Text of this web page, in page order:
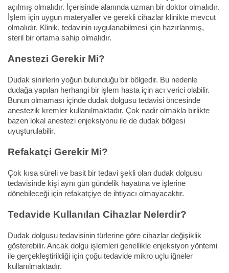
açılmış olmalıdır. İçerisinde alanında uzman bir doktor olmalıdır.
İşlem için uygun materyaller ve gerekli cihazlar klinikte mevcut
olmalıdır. Klinik, tedavinin uygulanabilmesi için hazırlanmış,
steril bir ortama sahip olmalıdır.
Anestezi Gerekir Mi?
Dudak sinirlerin yoğun bulunduğu bir bölgedir. Bu nedenle
dudağa yapılan herhangi bir işlem hasta için acı verici olabilir.
Bunun olmaması içinde dudak dolgusu tedavisi öncesinde
anestezik kremler kullanılmaktadır. Çok nadir olmakla birlikte
bazen lokal anestezi enjeksiyonu ile de dudak bölgesi
uyuşturulabilir.
Refakatçi Gerekir Mi?
Çok kısa süreli ve basit bir tedavi şekli olan dudak dolgusu
tedavisinde kişi aynı gün gündelik hayatına ve işlerine
dönebileceği için refakatçiye de ihtiyacı olmayacaktır.
Tedavide Kullanılan Cihazlar Nelerdir?
Dudak dolgusu tedavisinin türlerine göre cihazlar değişiklik
gösterebilir. Ancak dolgu işlemleri genellikle enjeksiyon yöntemi
ile gerçekleştirildiği için çoğu tedavide mikro uçlu iğneler
kullanılmaktadır.